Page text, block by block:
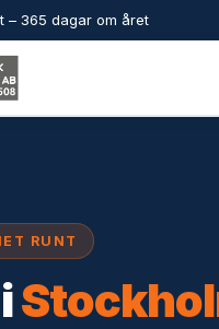
– 365 dagar om året
RUNT